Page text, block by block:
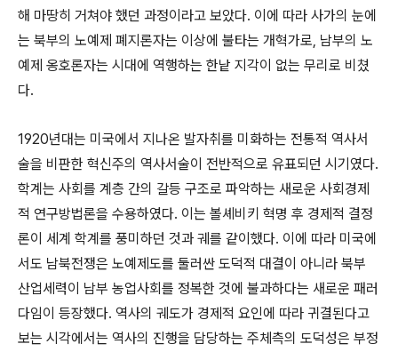
해 마땅히 거쳐야 했던 과정이라고 보았다. 이에 따라 사가의 눈에
는 북부의 노예제 폐지론자는 이상에 불타는 개혁가로, 남부의 노
예제 옹호론자는 시대에 역행하는 한낱 지각이 없는 무리로 비쳤
다.
1920년대는 미국에서 지나온 발자취를 미화하는 전통적 역사서
술을 비판한 혁신주의 역사서술이 전반적으로 유표되던 시기였다.
학계는 사회를 계층 간의 갈등 구조로 파악하는 새로운 사회경제
적 연구방법론을 수용하였다. 이는 볼셰비키 혁명 후 경제적 결정
론이 세계 학계를 풍미하던 것과 궤를 같이했다. 이에 따라 미국에
서도 남북전쟁은 노예제도를 둘러싼 도덕적 대결이 아니라 북부
산업세력이 남부 농업사회를 정복한 것에 불과하다는 새로운 패러
다임이 등장했다. 역사의 궤도가 경제적 요인에 따라 귀결된다고
보는 시각에서는 역사의 진행을 담당하는 주체측의 도덕성은 부정